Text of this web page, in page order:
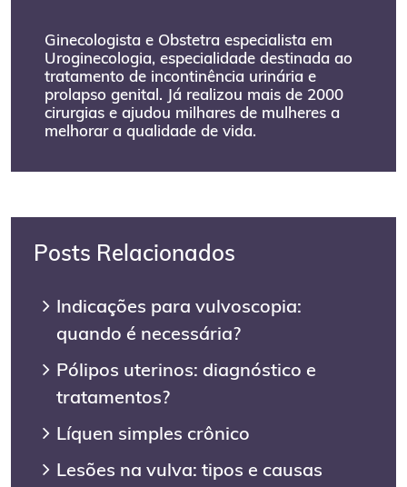
Ginecologista e Obstetra especialista em
Uroginecologia, especialidade destinada ao
tratamento de incontinência urinária e
prolapso genital. Já realizou mais de 2000
cirurgias e ajudou milhares de mulheres a
melhorar a qualidade de vida.
Posts Relacionados
Indicações para vulvoscopia:
quando é necessária?
Pólipos uterinos: diagnóstico e
tratamentos?
Líquen simples crônico
Lesões na vulva: tipos e causas